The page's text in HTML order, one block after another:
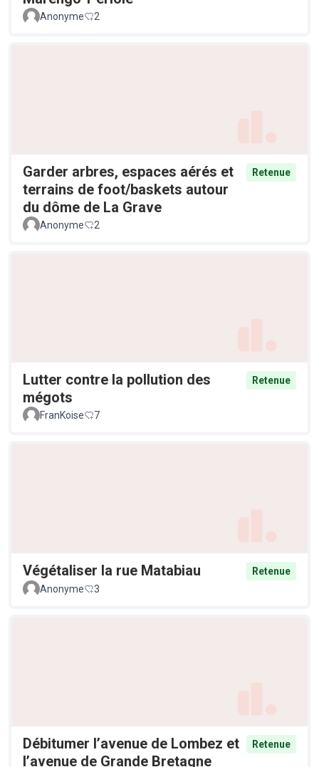
Anonyme 2
Garder arbres, espaces aérés et
terrains de foot/baskets autour
du dôme de La Grave
Retenue
Anonyme 2
Lutter contre la pollution des
mégots
Retenue
FranKoise 7
Végétaliser la rue Matabiau
Retenue
Anonyme
3
Débitumer l’avenue de Lombez et
l’avenue de Grande Bretagne
Retenue